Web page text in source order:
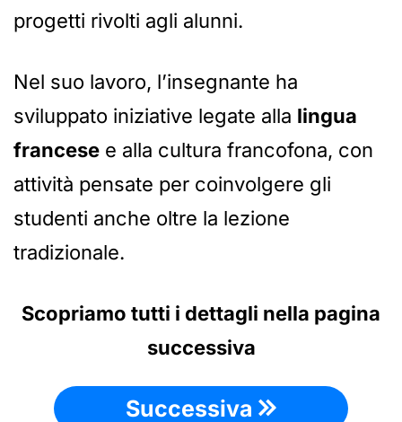
progetti rivolti agli alunni.
Nel suo lavoro, l’insegnante ha
sviluppato iniziative legate alla lingua
francese e alla cultura francofona, con
attività pensate per coinvolgere gli
studenti anche oltre la lezione
tradizionale.
Scopriamo tutti i dettagli nella pagina
successiva
Successiva